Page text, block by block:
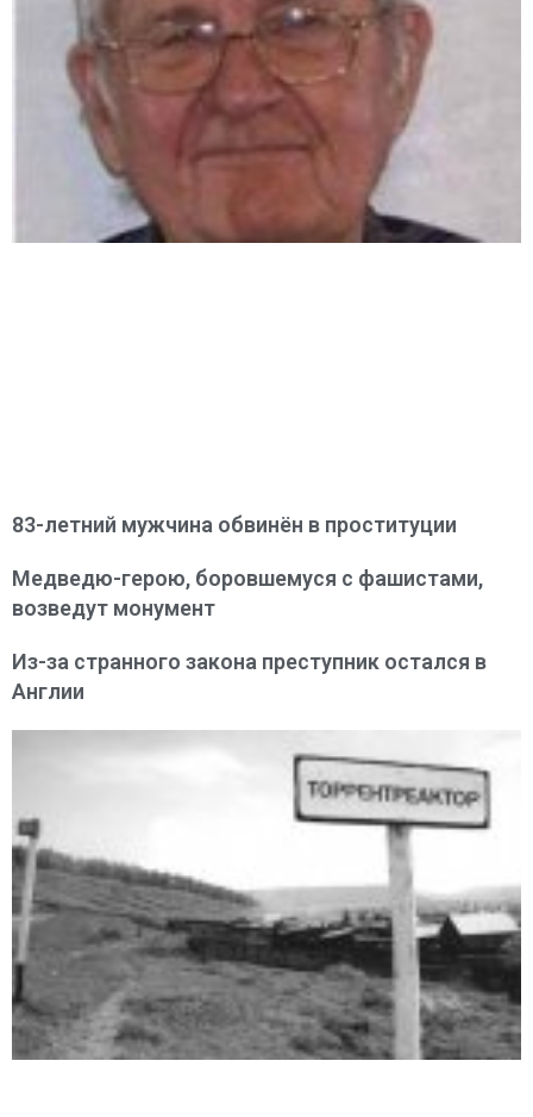
83-летний мужчина обвинён в проституции
Медведю-герою, боровшемуся с фашистами,
возведут монумент
Из-за странного закона преступник остался в
Англии